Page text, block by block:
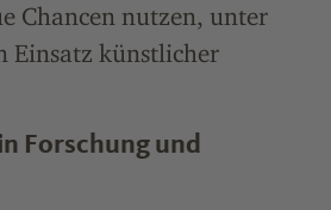
Chancen nutzen, unter
Einsatz künstlicher
Forschung und